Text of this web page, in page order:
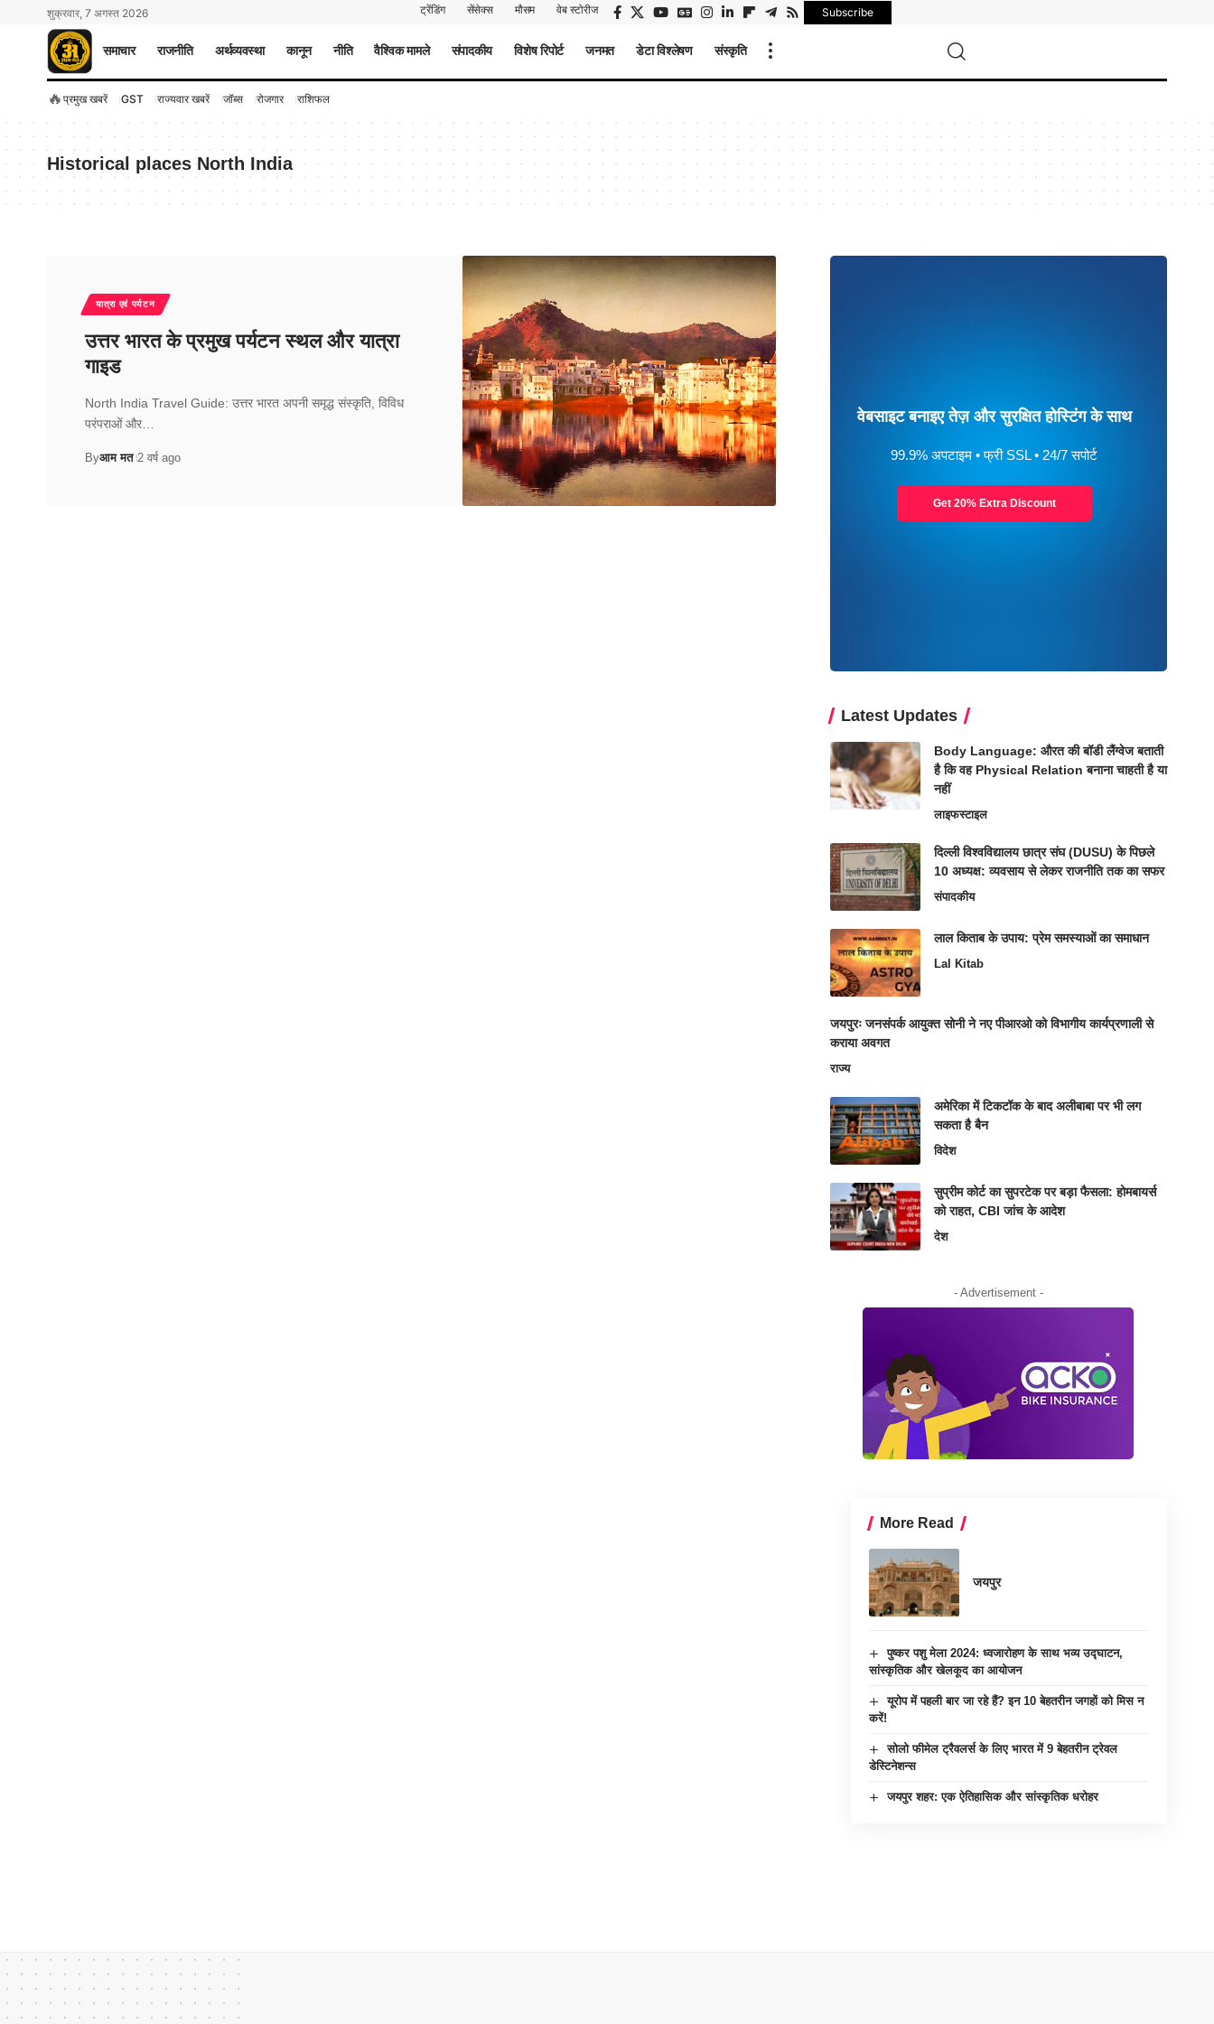
शुक्रवार, 7 अगस्त 2026 ट्रेंडिंग सेंसेक्स मौसम वेब स्टोरीज Subscribe
समाचार राजनीति अर्थव्यवस्था कानून नीति वैश्विक मामले संपादकीय विशेष रिपोर्ट जनमत डेटा विश्लेषण संस्कृति
🔥 प्रमुख खबरें GST राज्यवार खबरें जॉब्स रोजगार राशिफल
Historical places North India
यात्रा एवं पर्यटन
उत्तर भारत के प्रमुख पर्यटन स्थल और यात्रा
गाइड
North India Travel Guide: उत्तर भारत अपनी समृद्ध संस्कृति, विविध
परंपराओं और…
Byआम मत 2 वर्ष ago
वेबसाइट बनाइए तेज़ और सुरक्षित होस्टिंग के साथ
99.9% अपटाइम • फ्री SSL • 24/7 सपोर्ट
Get 20% Extra Discount
Latest Updates
Body Language: औरत की बॉडी लैंग्वेज बताती
है कि वह Physical Relation बनाना चाहती है या
नहीं
लाइफस्टाइल
दिल्ली विश्वविद्यालय छात्र संघ (DUSU) के पिछले
10 अध्यक्ष: व्यवसाय से लेकर राजनीति तक का सफर
संपादकीय
लाल किताब के उपाय: प्रेम समस्याओं का समाधान
Lal Kitab
जयपुरः जनसंपर्क आयुक्त सोनी ने नए पीआरओ को विभागीय कार्यप्रणाली से
कराया अवगत
राज्य
अमेरिका में टिकटॉक के बाद अलीबाबा पर भी लग
सकता है बैन
विदेश
सुप्रीम कोर्ट का सुपरटेक पर बड़ा फैसला: होमबायर्स
को राहत, CBI जांच के आदेश
देश
- Advertisement -
More Read
जयपुर
पुष्कर पशु मेला 2024: ध्वजारोहण के साथ भव्य उद्घाटन,
सांस्कृतिक और खेलकूद का आयोजन
यूरोप में पहली बार जा रहे हैं? इन 10 बेहतरीन जगहों को मिस न
करें!
सोलो फीमेल ट्रैवलर्स के लिए भारत में 9 बेहतरीन ट्रेवल
डेस्टिनेशन्स
जयपुर शहर: एक ऐतिहासिक और सांस्कृतिक धरोहर